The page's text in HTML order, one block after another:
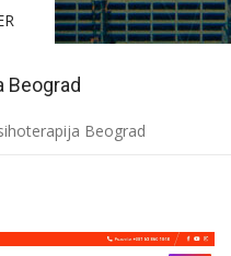
Beograd
Beograd